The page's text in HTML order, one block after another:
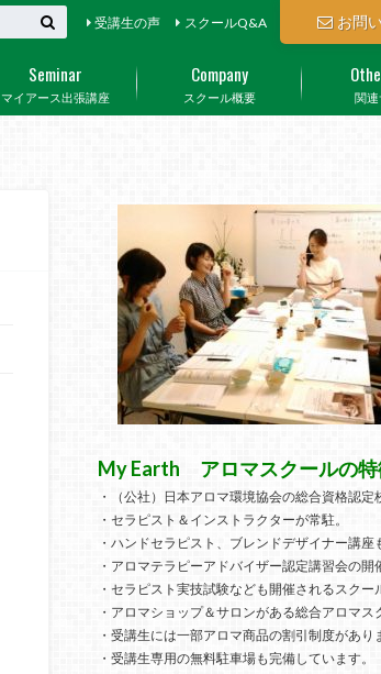
お問
受講生の声 スクールQ&A
マイアース出張講座
Seminar
スクール概要
Company
関連
My Earth アロマスクールの特
・（公社）日本アロマ環境協会の総合資格認定
・セラピスト＆インストラクターが常駐。
・ハンドセラピスト、ブレンドデザイナー講座
・アロマテラピーアドバイザー認定講習会の開
・セラピスト実技試験なども開催されるスクー
・アロマショップ＆サロンがある総合アロマス
・受講生には一部アロマ商品の割引制度があり
・受講生専用の無料駐車場も完備しています。